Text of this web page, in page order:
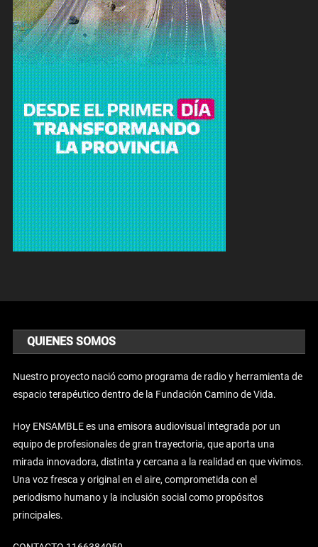
QUIENES SOMOS
Nuestro proyecto nació como programa de radio y herramienta de
espacio terapéutico dentro de la Fundación Camino de Vida.
Hoy ENSAMBLE es una emisora audiovisual integrada por un
equipo de profesionales de gran trayectoria, que aporta una
mirada innovadora, distinta y cercana a la realidad en que vivimos.
Una voz fresca y original en el aire, comprometida con el
periodismo humano y la inclusión social como propósitos
principales.